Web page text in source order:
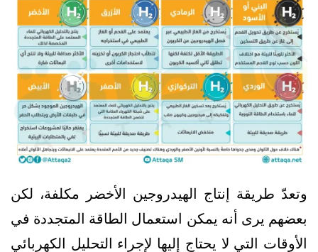
وتعدّ طريقة إنتاج الهيدروجين الأخضر مكلفة، لكن
بعضهم يرى أنه يمكن استعمال الطاقة المتجددة في
الأوقات التي لا يحتاج إليها لإجراء التحليل الكهربائي